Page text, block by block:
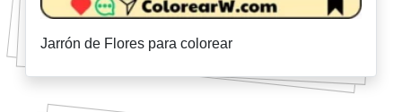
Jarrón de Flores para colorear